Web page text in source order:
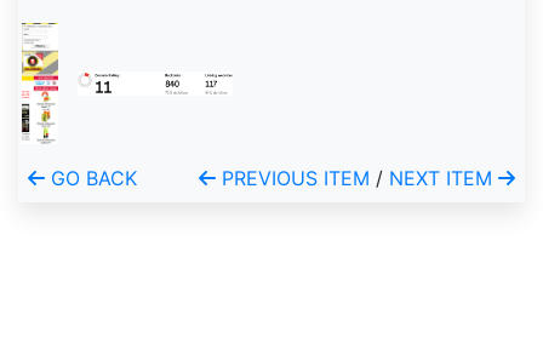
GO BACK PREVIOUS ITEM / NEXT ITEM